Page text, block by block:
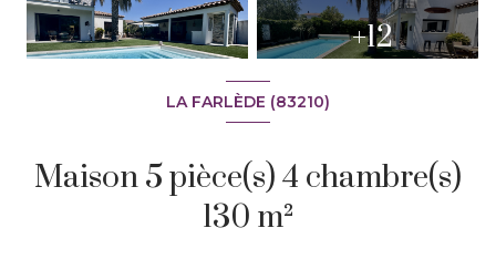
+12
LA FARLÈDE (83210)
Maison 5 pièce(s) 4 chambre(s)
130 m²